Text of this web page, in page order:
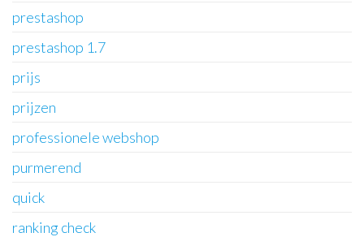
prestashop
prestashop 1.7
prijs
prijzen
professionele webshop
purmerend
quick
ranking check